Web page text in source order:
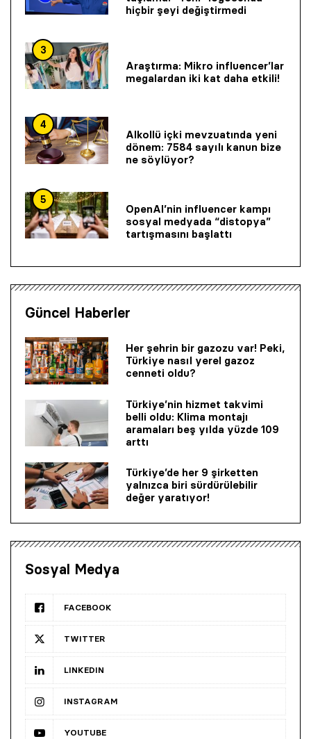
hiçbir şeyi değiştirmedi
3
Araştırma: Mikro influencer’lar
megalardan iki kat daha etkili!
4
Alkollü içki mevzuatında yeni
dönem: 7584 sayılı kanun bize
ne söylüyor?
5
OpenAI’nin influencer kampı
sosyal medyada “distopya”
tartışmasını başlattı
Güncel Haberler
Her şehrin bir gazozu var! Peki,
Türkiye nasıl yerel gazoz
cenneti oldu?
Türkiye’nin hizmet takvimi
belli oldu: Klima montajı
aramaları beş yılda yüzde 109
arttı
Türkiye’de her 9 şirketten
yalnızca biri sürdürülebilir
değer yaratıyor!
Sosyal Medya
FACEBOOK
TWITTER
LINKEDIN
INSTAGRAM
YOUTUBE